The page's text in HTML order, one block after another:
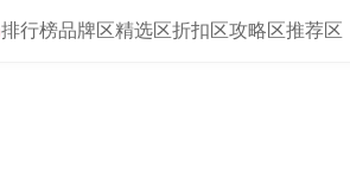
排行榜品牌区精选区折扣区攻略区推荐区